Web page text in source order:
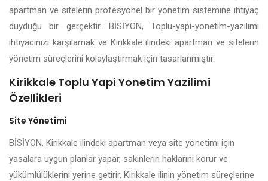
apartman ve sitelerin profesyonel bir yönetim sistemine ihtiyaç
duyduğu bir gerçektir. BİSİYON, Toplu-yapi-yonetim-yazilimi
ihtiyacınızı karşılamak ve Kirikkale ilindeki apartman ve sitelerin
yönetim süreçlerini kolaylaştırmak için tasarlanmıştır.
Kirikkale Toplu Yapi Yonetim Yazilimi
Özellikleri
Site Yönetimi
BİSİYON, Kirikkale ilindeki apartman veya site yönetimi için
yasalara uygun planlar yapar, sakinlerin haklarını korur ve
yükümlülüklerini yerine getirir. Kirikkale ilinin yönetim süreçlerine